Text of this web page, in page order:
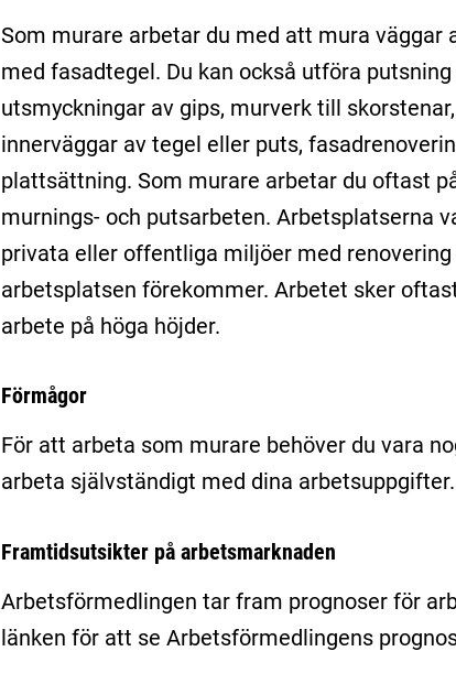
Som murare arbetar du med att mura väggar
med fasadtegel. Du kan också utföra
utsmyckningar av gips, murverk till
innerväggar av tegel eller puts,
plattsättning. Som murare arbetar du oftast
murnings- och putsarbeten. Arbetsplatserna
privata eller offentliga miljöer med
arbetsplatsen förekommer. Arbetet sker
arbete på höga höjder.
Förmågor
För att arbeta som murare behöver du vara
arbeta självständigt med dina arbetsuppgifter.
Framtidsutsikter på arbetsmarknaden
Arbetsförmedlingen tar fram prognoser för
länken för att se Arbetsförmedlingens